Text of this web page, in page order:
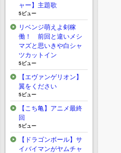
ャー】主題歌
5ビュー
リベンジ萌えよ剣稼
働！ 前回と違いメシ
マズと思いきや白シャ
ツカットイン
5ビュー
【エヴァンゲリオン】
翼をください
5ビュー
【こち亀】アニメ最終
回
5ビュー
【ドラゴンボール】サ
イバイマンがヤムチャ